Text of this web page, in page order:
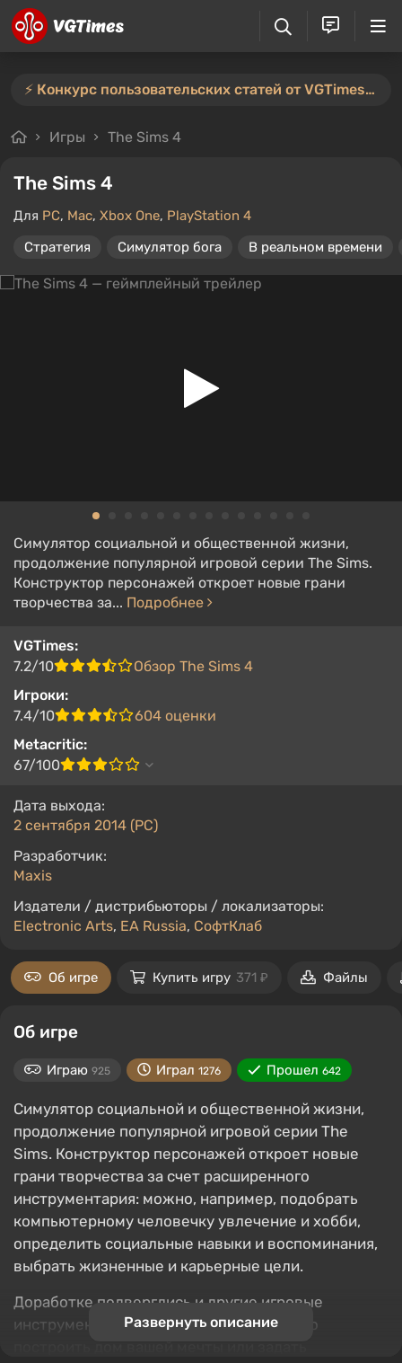
⚡️ Конкурс пользовательских статей от VGTimes продлён — участвуйте тут ⚡️
Игры The Sims 4
The Sims 4
Для PC, Mac, Xbox One, PlayStation 4
Стратегия
Симулятор бога В реальном времени
Симулятор социальной и общественной жизни,
продолжение популярной игровой серии The Sims.
Конструктор персонажей откроет новые грани
творчества за... Подробнее
VGTimes:
7.2/10
Обзор The Sims 4
Игроки:
7.4/10
604 оценки
Metacritic:
67/100
Дата выхода:
2 сентября 2014 (PC)
Разработчик:
Maxis
Издатели / дистрибьюторы / локализаторы:
Electronic Arts, EA Russia, СофтКлаб
Об игре Купить игру 371 ₽ Файлы
Об игре
Играю 925 Играл 1276 Прошел 642
Симулятор социальной и общественной жизни,
продолжение популярной игровой серии The
Sims. Конструктор персонажей откроет новые
грани творчества за счет расширенного
инструментария: можно, например, подобрать
компьютерному человечку увлечение и хобби,
определить социальные навыки и воспоминания,
выбрать жизненные и карьерные цели.
Доработке подверглись и другие игровые
инструменты: теперь с легкостью можно
Развернуть описание